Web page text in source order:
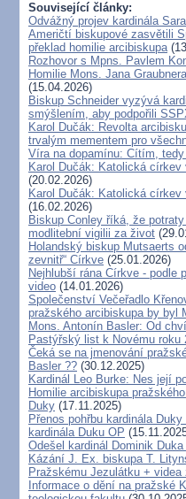
Související články:
Odvážný projev kardinála
Američtí biskupové zasvětili
překlad homilie arcibiskupa
Rozhovor s Mpns. Pavlem
Homilie Mons. Jana
(15.04.2026)
Biskup Schneider vyzývá
smýšlením, aby podpořili
Karol Dučák: Revolta
trvalým mementem pro
Víra na dopamínu: Cítím,
Karol Dučák: Katolická
(20.02.2026)
Karol Dučák: Katolická
(16.02.2026)
Biskup Conley říká, že
modlitební vigilii za život
Holandský biskup Mutsaerts
zevnitř“ Církve (25.01.2026)
Nejhlubší rána Církve - podle
video (14.01.2026)
Společenství Večeřadlo
pražského arcibiskupa by byl
Mons. Antonín Basler: Od
Pastýřský list k Novému roku
Čeká se na jmenování
Basler ?? (30.12.2025)
Kardinál Leo Burke: Nes její
Homilie arcibiskupa
Duky (17.11.2025)
Přenos pohřbu kardinála
kardinála Duku OP
Odešel kardinál Dominik
Kázání J. Ex. biskupa T.
Pražskému Jezulátku + videa
Informace o dění na pražské